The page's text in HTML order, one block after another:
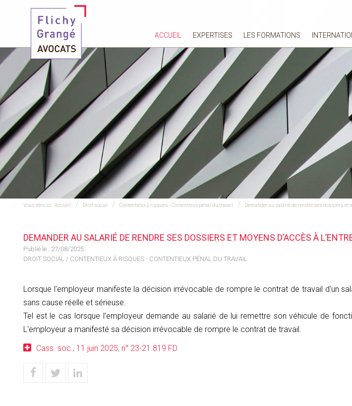
ACCUEIL EXPERTISES LES FORMATIONS
Vous êtes ici :Accueil Droit social Contentieux à risques - Contentieux pénal du travail Demander au salarié de rendre ses dossiers et
DEMANDER AU SALARIÉ DE RENDRE SES DOSSIERS ET MOYENS D’ACCÈS À
Publié le : 27/08/2025
DROIT SOCIAL / CONTENTIEUX À RISQUES - CONTENTIEUX PÉNAL DU TRAVAIL
Lorsque l'employeur manifeste la décision irrévocable de rompre le contrat de travail d'un
sans cause réelle et sérieuse.
Tel est le cas lorsque l’employeur demande au salarié de lui remettre son véhicule de
L'employeur a manifesté sa décision irrévocable de rompre le contrat de travail.
Cass. soc., 11 juin 2025, n° 23-21.819 FD